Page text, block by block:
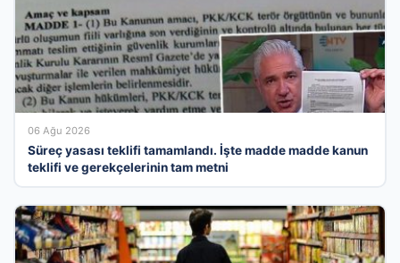
06 Ağu 2026
Süreç yasası teklifi tamamlandı. İşte madde madde kanun
teklifi ve gerekçelerinin tam metni